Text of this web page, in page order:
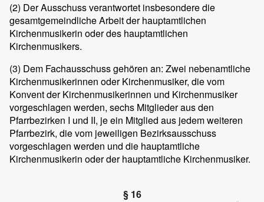
(2) Der Ausschuss verantwortet insbesondere die
gesamtgemeindliche Arbeit der hauptamtlichen
Kirchenmusikerin oder des hauptamtlichen
Kirchenmusikers.
(3) Dem Fachausschuss gehören an: Zwei nebenamtliche
Kirchenmusikerinnen oder Kirchenmusiker, die vom
Konvent der Kirchenmusikerinnen und Kirchenmusiker
vorgeschlagen werden, sechs Mitglieder aus den
Pfarrbezirken I und II, je ein Mitglied aus jedem weiteren
Pfarrbezirk, die vom jeweiligen Bezirksausschuss
vorgeschlagen werden und die hauptamtliche
Kirchenmusikerin oder der hauptamtliche Kirchenmusiker.
§ 16